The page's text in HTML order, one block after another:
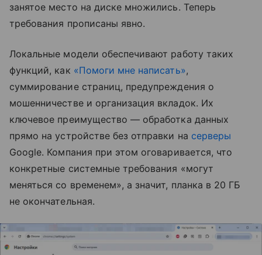
занятое место на диске множились. Теперь
требования прописаны явно.
Локальные модели обеспечивают работу таких
функций, как «Помоги мне написать»,
суммирование страниц, предупреждения о
мошенничестве и организация вкладок. Их
ключевое преимущество — обработка данных
прямо на устройстве без отправки на серверы
Google. Компания при этом оговаривается, что
конкретные системные требования «могут
меняться со временем», а значит, планка в 20 ГБ
не окончательная.